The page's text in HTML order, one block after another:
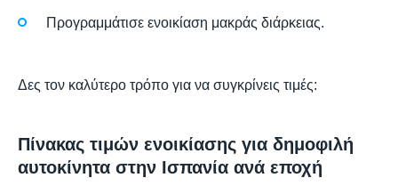
Προγραμμάτισε ενοικίαση μακράς διάρκειας.
Δες τον καλύτερο τρόπο για να συγκρίνεις τιμές:
Πίνακας τιμών ενοικίασης για δημοφιλή
αυτοκίνητα στην Ισπανία ανά εποχή